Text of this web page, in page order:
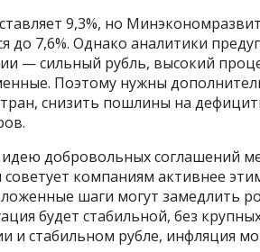
9,3%, но
до 7,6%. Однако аналитики
— сильный рубль, высокий
Поэтому нужны
снизить пошлины на
добровольных соглашений
компаниям активнее
шаги могут замедлить
будет стабильной, без
и стабильном рубле, инфляция